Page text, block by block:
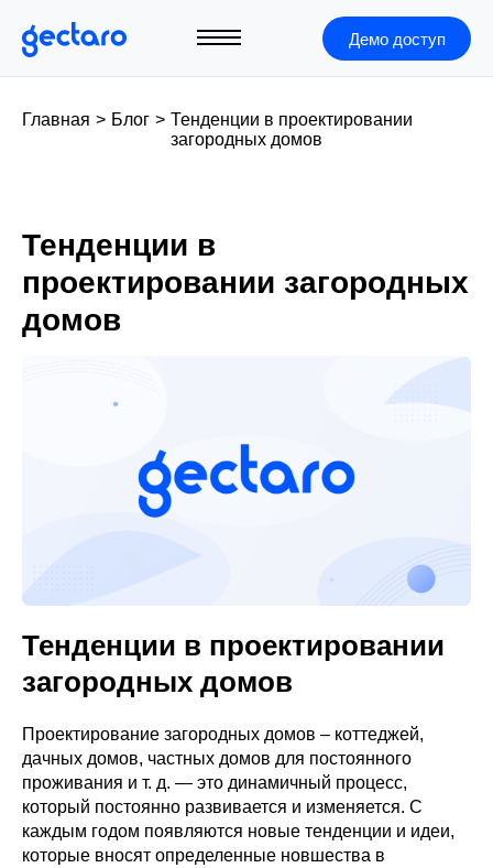
Демо доступ
Главная > Блог > Тенденции в проектировании
загородных домов
Тенденции в
проектировании загородных
домов
Тенденции в проектировании
загородных домов
Проектирование загородных домов – коттеджей,
дачных домов, частных домов для постоянного
проживания и т. д. — это динамичный процесс,
который постоянно развивается и изменяется. С
каждым годом появляются новые тенденции и идеи,
которые вносят определенные новшества в